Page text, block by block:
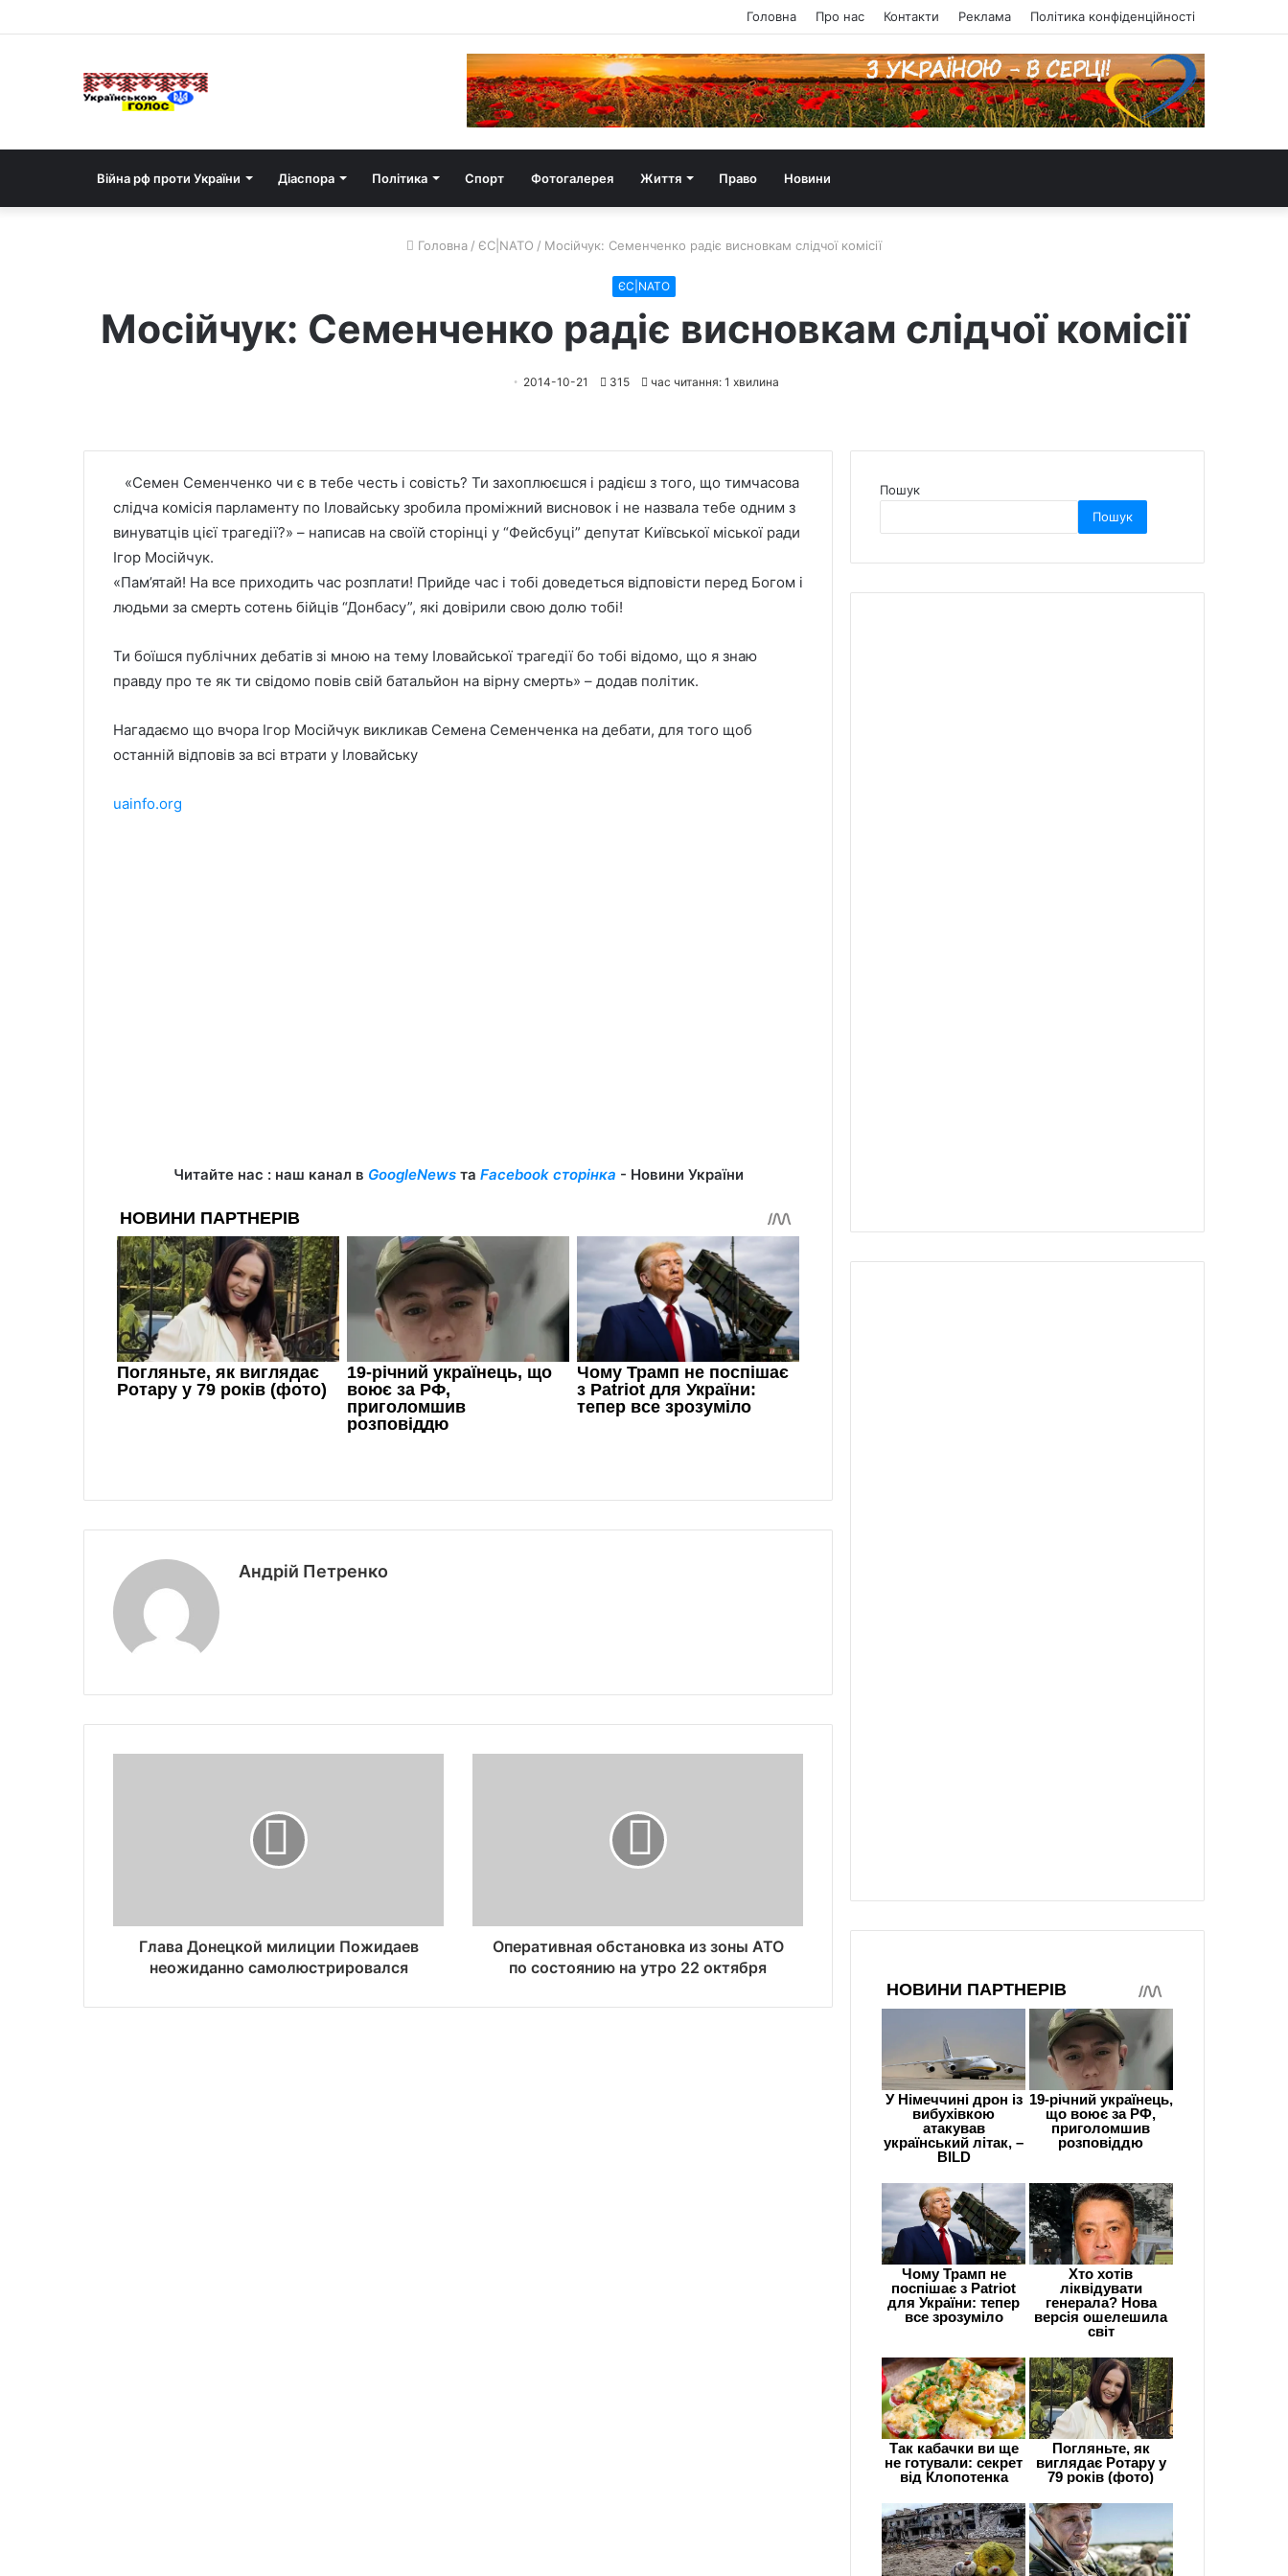
Головна Про нас Контакти Реклама Політика конфіденційності
Війна рф проти України Діаспора Політика Спорт Фотогалерея Життя Право Новини
Головна / ЄС|NATO / Мосійчук: Семенченко радіє висновкам слідчої комісії
ЄС|NATO
Мосійчук: Семенченко радіє висновкам слідчої комісії
2014-10-21 315 час читання: 1 хвилина
«Семен Семенченко чи є в тебе честь і совість? Ти захоплюєшся і радієш з того, що тимчасова
слідча комісія парламенту по Іловайську зробила проміжний висновок і не назвала тебе одним з
винуватців цієї трагедії?» – написав на своїй сторінці у “Фейсбуці” депутат Київської міської ради
Ігор Мосійчук.
«Пам’ятай! На все приходить час розплати! Прийде час і тобі доведеться відповісти перед Богом і
людьми за смерть сотень бійців “Донбасу”, які довірили свою долю тобі!
Ти боїшся публічних дебатів зі мною на тему Іловайської трагедії бо тобі відомо, що я знаю
правду про те як ти свідомо повів свій батальйон на вірну смерть» – додав політик.
Нагадаємо що вчора Ігор Мосійчук викликав Семена Семенченка на дебати, для того щоб
останній відповів за всі втрати у Іловайську
uainfo.org
Читайте нас : наш канал в GoogleNewsта Facebook сторінка - Новини України
Андрій Петренко
Глава Донецкой милиции Пожидаев
неожиданно самолюстрировался
Оперативная обстановка из зоны АТО
по состоянию на утро 22 октября
Пошук
Пошук